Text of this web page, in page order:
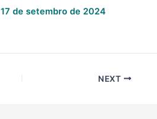
17 de setembro de 2024
NEXT